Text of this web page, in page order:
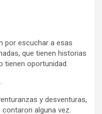
por escuchar a esas
que tienen historias
tienen oportunidad.
y desventuras,
alguna vez.